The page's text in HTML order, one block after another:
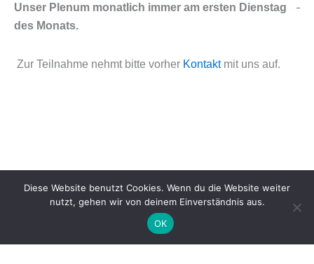
Unser Plenum monatlich immer am ersten Dienstag
des Monats.
Zur Teilnahme nehmt bitte vorher Kontaktmit uns auf.
Menü
Diese Website benutzt Cookies. Wenn du die Website weiter
nutzt, gehen wir von deinem Einverständnis aus.
OK